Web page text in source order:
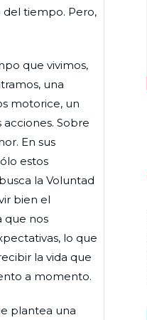
del tiempo. Pero,
que vivimos,
una
motorice, un
Sobre
En sus
estos
la Voluntad
bien el
que nos
lo que
la vida que
a momento.
plantea una